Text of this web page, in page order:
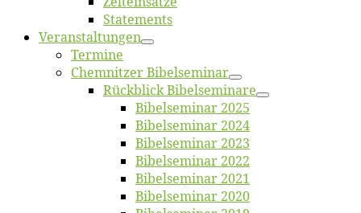
State­ments
Ver­an­stal­tun­gen
Ter­mi­ne
Chemnit­zer Bibelseminar
Rück­blick Bibelseminare
Bi­bel­se­mi­nar 2025
Bi­bel­se­mi­nar 2024
Bi­bel­se­mi­nar 2023
Bi­bel­se­mi­nar 2022
Bi­bel­se­mi­nar 2021
Bi­bel­se­mi­nar 2020